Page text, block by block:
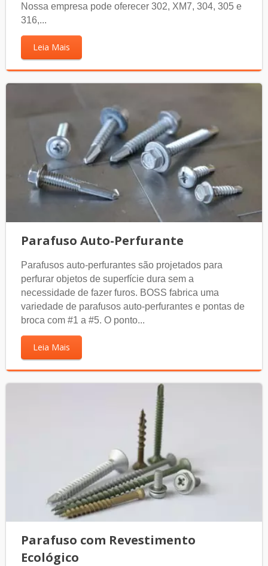
Nossa empresa pode oferecer 302, XM7, 304, 305 e
316,...
Leia Mais
Parafuso Auto-Perfurante
Parafusos auto-perfurantes são projetados para
perfurar objetos de superfície dura sem a
necessidade de fazer furos. BOSS fabrica uma
variedade de parafusos auto-perfurantes e pontas de
broca com #1 a #5. O ponto...
Leia Mais
Parafuso com Revestimento
Ecológico